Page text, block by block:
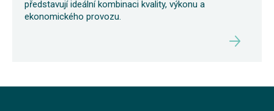
představují ideální kombinaci kvality, výkonu a
ekonomického provozu.